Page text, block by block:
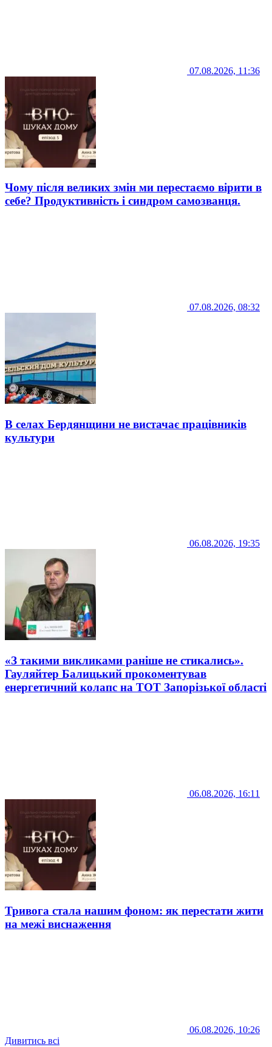
07.08.2026, 11:36
Чому після великих змін ми перестаємо вірити в
себе? Продуктивність і синдром самозванця.
07.08.2026, 08:32
В селах Бердянщини не вистачає працівників
культури
06.08.2026, 19:35
«З такими викликами раніше не стикались».
Гауляйтер Балицький прокоментував
енергетичний колапс на ТОТ Запорізької області
06.08.2026, 16:11
Тривога стала нашим фоном: як перестати жити
на межі виснаження
06.08.2026, 10:26
Дивитись всі